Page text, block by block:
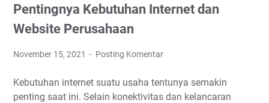
Pentingnya Kebutuhan Internet dan
Website Perusahaan
November 15, 2021 Posting Komentar
Kebutuhan internet suatu usaha tentunya semakin
penting saat ini. Selain konektivitas dan kelancaran